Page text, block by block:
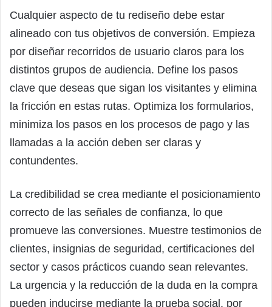
Cualquier aspecto de tu rediseño debe estar
alineado con tus objetivos de conversión. Empieza
por diseñar recorridos de usuario claros para los
distintos grupos de audiencia. Define los pasos
clave que deseas que sigan los visitantes y elimina
la fricción en estas rutas. Optimiza los formularios,
minimiza los pasos en los procesos de pago y las
llamadas a la acción deben ser claras y
contundentes.
La credibilidad se crea mediante el posicionamiento
correcto de las señales de confianza, lo que
promueve las conversiones. Muestre testimonios de
clientes, insignias de seguridad, certificaciones del
sector y casos prácticos cuando sean relevantes.
La urgencia y la reducción de la duda en la compra
pueden inducirse mediante la prueba social, por